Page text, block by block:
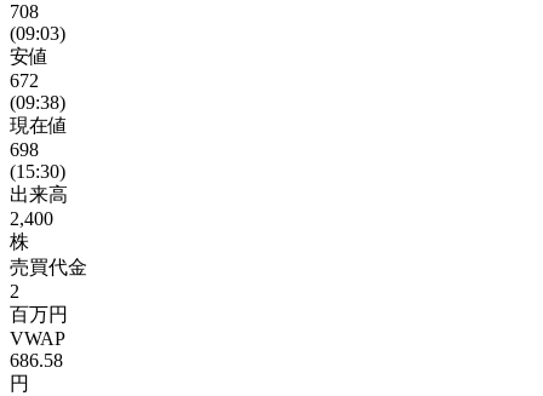
708
(09:03)
安値
672
(09:38)
現在値
698
(15:30)
出来高
2,400
株
売買代金
2
百万円
VWAP
686.58
円